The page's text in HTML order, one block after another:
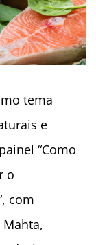
tema
e
“Como
o
com
Mahta,